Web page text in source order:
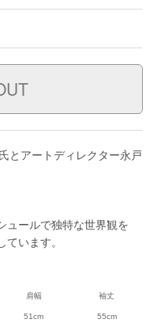
とアートディレクター永戸
ュールで独特な世界観を
います。
肩幅 袖丈
51cm 55cm